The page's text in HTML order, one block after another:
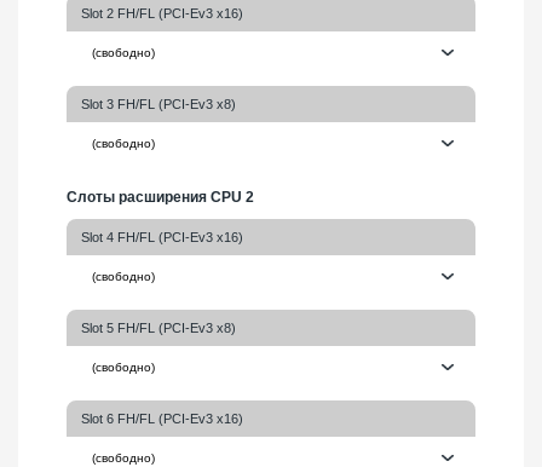
Slot 2 FH/FL (PCI-Ev3 x16)
Slot 3 FH/FL (PCI-Ev3 x8)
Слоты расширения CPU 2
Slot 4 FH/FL (PCI-Ev3 x16)
Slot 5 FH/FL (PCI-Ev3 x8)
Slot 6 FH/FL (PCI-Ev3 x16)